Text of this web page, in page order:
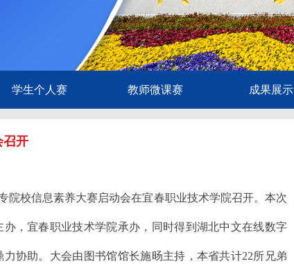
学生个人赛 教师微课赛 成果展示
召开
院校信息素养大赛启动会在宜春职业技术学院召开。本次
，宜春职业技术学院承办，同时得到湖北中文在线数字
协助。大会由图书馆馆长施旸主持，本省共计22所兄弟